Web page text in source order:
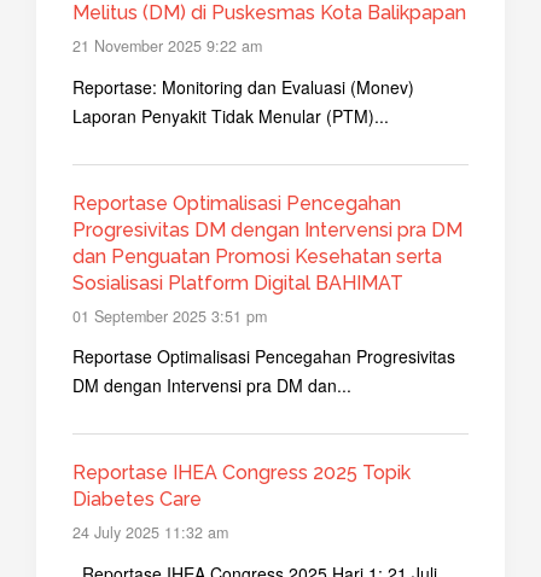
Melitus (DM) di Puskesmas Kota Balikpapan
21 November 2025 9:22 am
Reportase: Monitoring dan Evaluasi (Monev)
Laporan Penyakit Tidak Menular (PTM)...
Reportase Optimalisasi Pencegahan
Progresivitas DM dengan Intervensi pra DM
dan Penguatan Promosi Kesehatan serta
Sosialisasi Platform Digital BAHIMAT
01 September 2025 3:51 pm
Reportase Optimalisasi Pencegahan Progresivitas
DM dengan Intervensi pra DM dan...
Reportase IHEA Congress 2025 Topik
Diabetes Care
24 July 2025 11:32 am